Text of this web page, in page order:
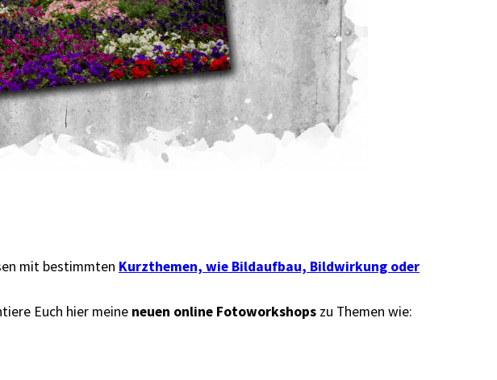
mit bestimmten Kurzthemen, wie Bildaufbau, Bildwirkung oder
Euch hier meine neuen online Fotoworkshops zu Themen wie: